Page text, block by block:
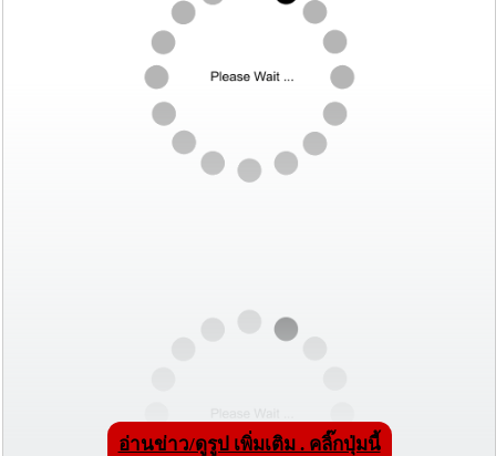
อ่านข่าว/ดูรูป เพิ่มเติม . คลิ๊กปุ่มนี้